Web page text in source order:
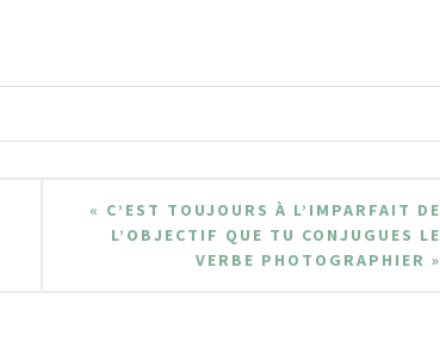
« C’EST TOUJOURS À L’IMPARFAIT DE
L’OBJECTIF QUE TU CONJUGUES LE
VERBE PHOTOGRAPHIER »